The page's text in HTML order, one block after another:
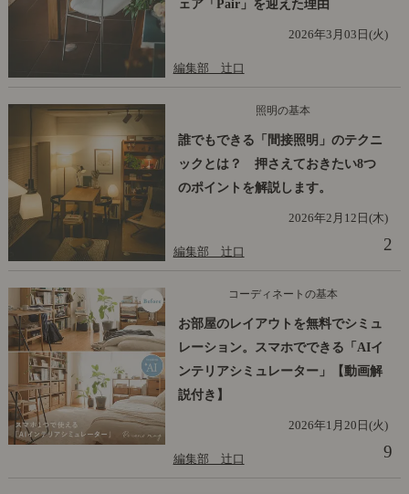
ェア「Pair」を迎えた理由
2026年3月03日(火)
編集部 辻口
照明の基本
誰でもできる「間接照明」のテクニ
ックとは？ 押さえておきたい8つ
のポイントを解説します。
2026年2月12日(木)
編集部 辻口 2
コーディネートの基本
お部屋のレイアウトを無料でシミュ
レーション。スマホでできる「AIイ
ンテリアシミュレーター」【動画解
説付き】
2026年1月20日(火)
編集部 辻口 9